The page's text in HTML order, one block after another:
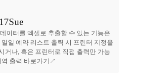
Sue
이터를 엑셀로 추출할 수 있는 기능은
일 예약 리스트 출력 시 프린터 지정을
거나, 혹은 프린터로 직접 출력만 가능
역 출력 바로가기↗